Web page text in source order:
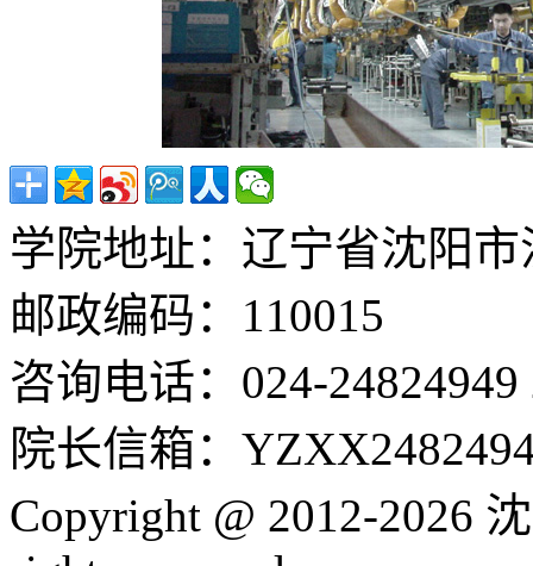
学院地址：辽宁省沈阳
邮政编码：110015
咨询电话：024-24824949
院长信箱：
Copyright @ 2012-2026